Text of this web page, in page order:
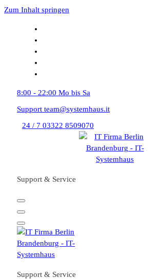
Zum Inhalt springen
8:00 - 22:00 Mo bis Sa
Support team@systemhaus.it
24 / 7 03322 8509070
Support & Service
Support & Service